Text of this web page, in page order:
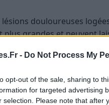
- Do Not Process My
opt-out of the sale, sharing to
for targeted advertising
selection. Please note that after
lésions douloureuses
plus grandes et peuvent
à l’adolescence, il est
de tout âge, de la
l’acné peut également
et laconfiance en soi.